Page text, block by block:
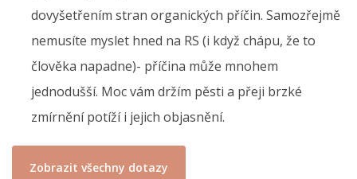
dovyšetřením stran organických příčin. Samozřejmě
nemusíte myslet hned na RS (i když chápu, že to
člověka napadne)- příčina může mnohem
jednodušší. Moc vám držím pěsti a přeji brzké
zmírnění potíží i jejich objasnění.
Zobrazit všechny dotazy